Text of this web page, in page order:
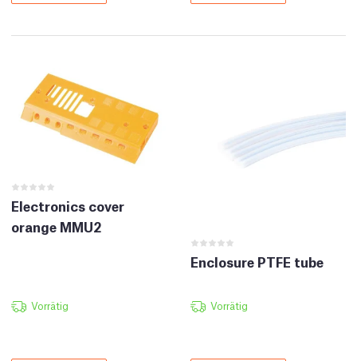
Electronics cover
orange MMU2
Vorrätig
Enclosure PTFE tube
Vorrätig